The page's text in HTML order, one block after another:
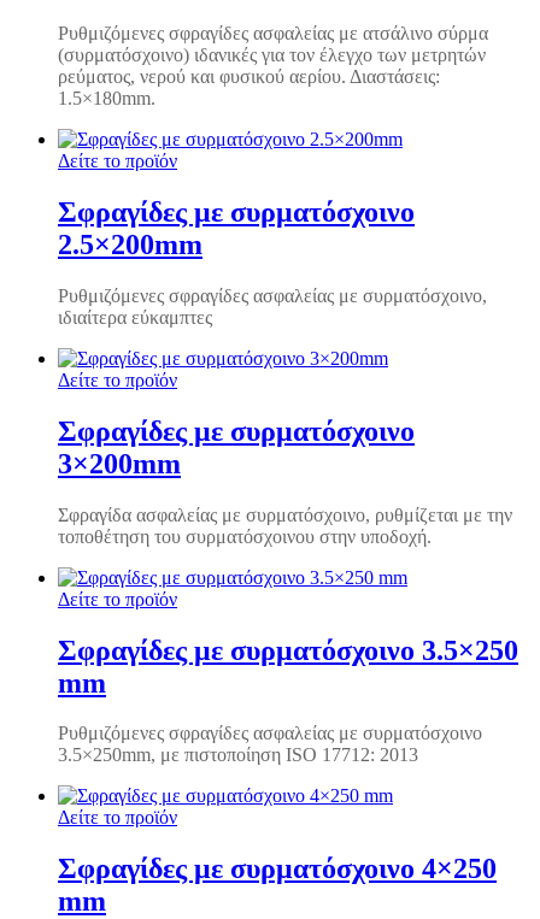
Ρυθμιζόμενες σφραγίδες ασφαλείας με ατσάλινο σύρμα
(συρματόσχοινο) ιδανικές για τον έλεγχο των μετρητών
ρεύματος, νερού και φυσικού αερίου. Διαστάσεις:
1.5×180mm.
Δείτε το προϊόν
Σφραγίδες με συρματόσχοινο
2.5×200mm
Ρυθμιζόμενες σφραγίδες ασφαλείας με συρματόσχοινο,
ιδιαίτερα εύκαμπτες
Δείτε το προϊόν
Σφραγίδες με συρματόσχοινο
3×200mm
Σφραγίδα ασφαλείας με συρματόσχοινο, ρυθμίζεται με την
τοποθέτηση του συρματόσχοινου στην υποδοχή.
Δείτε το προϊόν
Σφραγίδες με συρματόσχοινο 3.5×250
mm
Ρυθμιζόμενες σφραγίδες ασφαλείας με συρματόσχοινο
3.5×250mm, με πιστοποίηση ISO 17712: 2013
Δείτε το προϊόν
Σφραγίδες με συρματόσχοινο 4×250
mm